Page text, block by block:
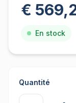
€
En stock
Quantité